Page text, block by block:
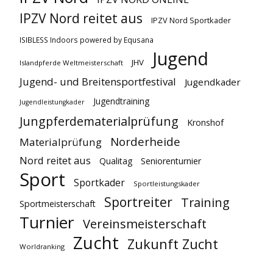
IPZV Nord reitet aus IPZV Nord Sportkader
ISIBLESS Indoors powered by Equsana
Islandpferde Weltmeisterschaft JHV Jugend
Jugend- und Breitensportfestival Jugendkader
Jugendleistungkader Jugendtraining
Jungpferdematerialprüfung Kronshof
Materialprüfung Norderheide
Nord reitet aus Qualitag Seniorenturnier
Sport Sportkader Sportleistungskader
Sportmeisterschaft Sportreiter Training
Turnier Vereinsmeisterschaft
Worldranking Zucht Zukunft Zucht